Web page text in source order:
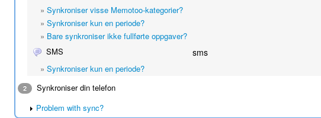
» Synkroniser visse Memotoo-kategorier?
» Synkroniser kun en periode?
» Bare synkroniser ikke fullførte oppgaver?
SMS
sms
» Synkroniser kun en periode?
2
Synkroniser din telefon
Problem with sync?